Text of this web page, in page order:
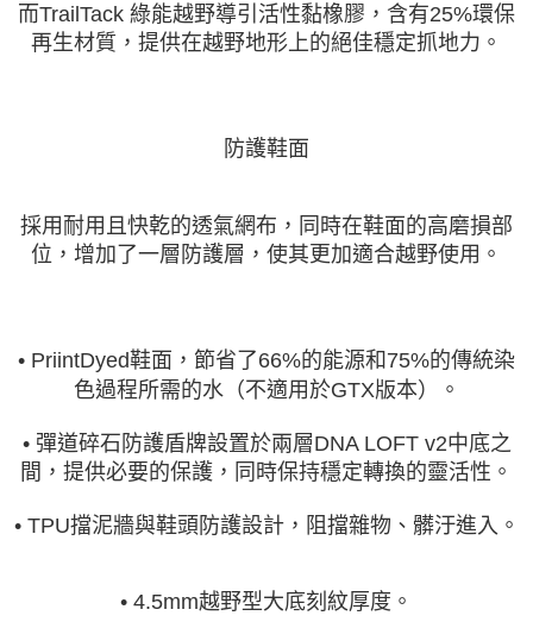
而TrailTack 綠能越野導引活性黏橡膠，含有25%環保
再生材質，提供在越野地形上的絕佳穩定抓地力。
防護鞋面
採用耐用且快乾的透氣網布，同時在鞋面的高磨損部
位，增加了一層防護層，使其更加適合越野使用。
• PriintDyed鞋面，節省了66%的能源和75%的傳統染
色過程所需的水（不適用於GTX版本）。
• 彈道碎石防護盾牌設置於兩層DNA LOFT v2中底之
間，提供必要的保護，同時保持穩定轉換的靈活性。
• TPU擋泥牆與鞋頭防護設計，阻擋雜物、髒汙進入。
• 4.5mm越野型大底刻紋厚度。